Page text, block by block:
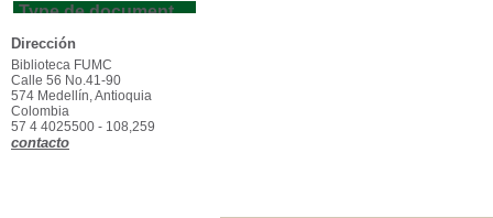
Type de document
texto impreso
Dirección
Biblioteca FUMC
Calle 56 No.41-90
574 Medellín, Antioquia
Colombia
57 4 4025500 - 108,259
contacto